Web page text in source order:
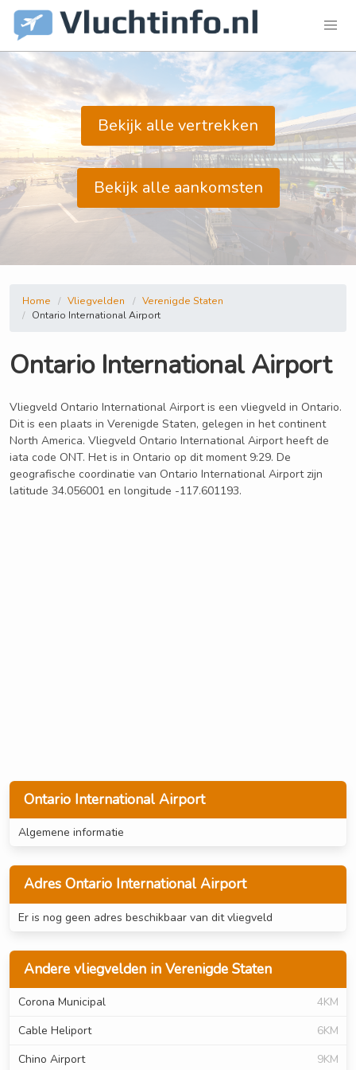
Bekijk alle vertrekken
Bekijk alle aankomsten
Ontario International Airport
Algemene informatie
Adres Ontario International Airport
Er is nog geen adres beschikbaar van dit vliegveld
Andere vliegvelden in Verenigde Staten
Corona Municipal
4KM
Cable Heliport
6KM
Chino Airport
9KM
Home Vliegvelden
Verenigde Staten
Ontario International Airport
Ontario International Airport
Vliegveld Ontario International Airport is een vliegveld in Ontario.
Dit is een plaats in Verenigde Staten, gelegen in het continent
North America. Vliegveld Ontario International Airport heeft de
iata code ONT. Het is in Ontario op dit moment 9:29. De
geografische coordinatie van Ontario International Airport zijn
latitude 34.056001 en longitude -117.601193.